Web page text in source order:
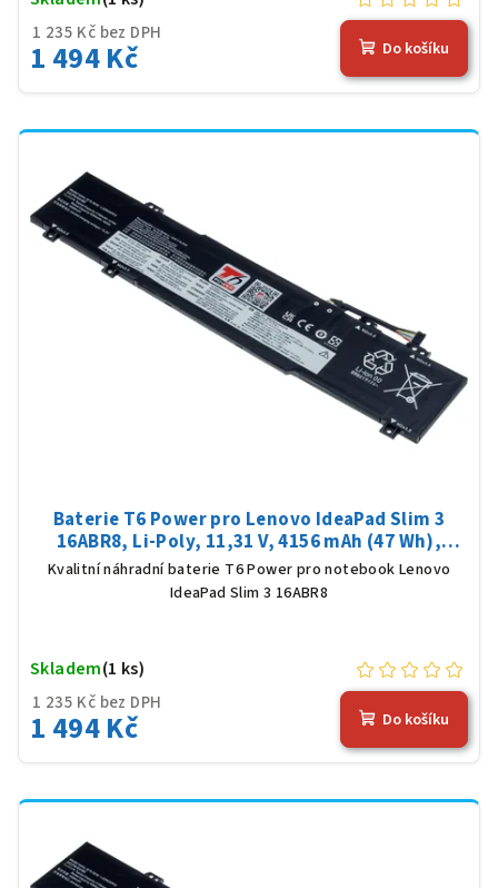
1 235 Kč bez DPH
1 494 Kč Do košíku
Baterie T6 Power pro Lenovo IdeaPad Slim 3
16ABR8, Li-Poly, 11,31 V, 4156 mAh (47 Wh),
černá
Kvalitní náhradní baterie T6 Power pro notebook Lenovo
IdeaPad Slim 3 16ABR8
1 235 Kč bez DPH
1 494 Kč
Skladem(1 ks)
Do košíku